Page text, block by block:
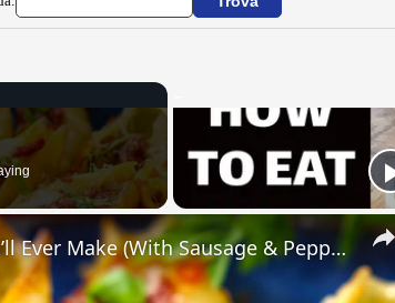
The Easiest Italian Stuffed Shells You’ll Ever Make (With Sausage & Peppers!)